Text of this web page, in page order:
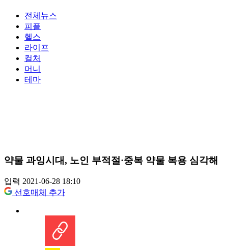
전체뉴스
피플
헬스
라이프
컬처
머니
테마
약물 과잉시대, 노인 부적절·중복 약물 복용 심각해
입력 2021-06-28 18:10
선호매체 추가